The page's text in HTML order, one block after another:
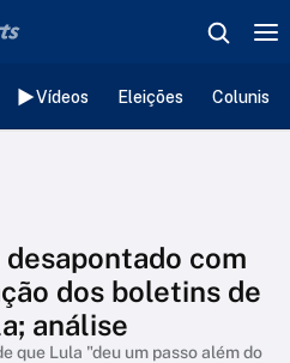
Vídeos Eleições
com
dos boletins de
análise
que Lula "deu um passo além do